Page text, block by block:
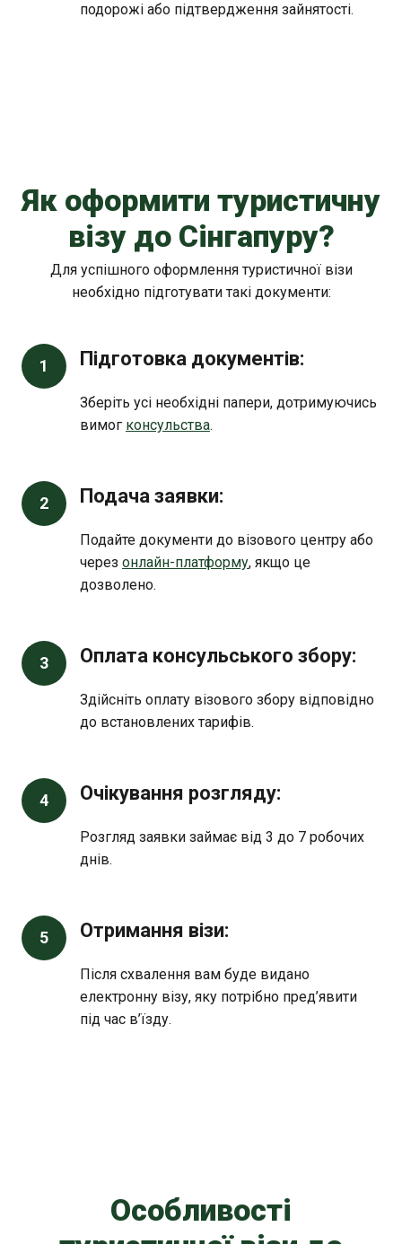
подорожі або підтвердження зайнятості.
Як оформити туристичну
візу до Сінгапуру?
Для успішного оформлення туристичної візи
необхідно підготувати такі документи:
1 Підготовка документів:
Зберіть усі необхідні папери, дотримуючись
вимог консульства.
2 Подача заявки:
Подайте документи до візового центру або
через онлайн-платформу, якщо це
дозволено.
3 Оплата консульського збору:
Здійсніть оплату візового збору відповідно
до встановлених тарифів.
4 Очікування розгляду:
Розгляд заявки займає від 3 до 7 робочих
днів.
5 Отримання візи:
Після схвалення вам буде видано
електронну візу, яку потрібно пред’явити
під час в’їзду.
Особливості